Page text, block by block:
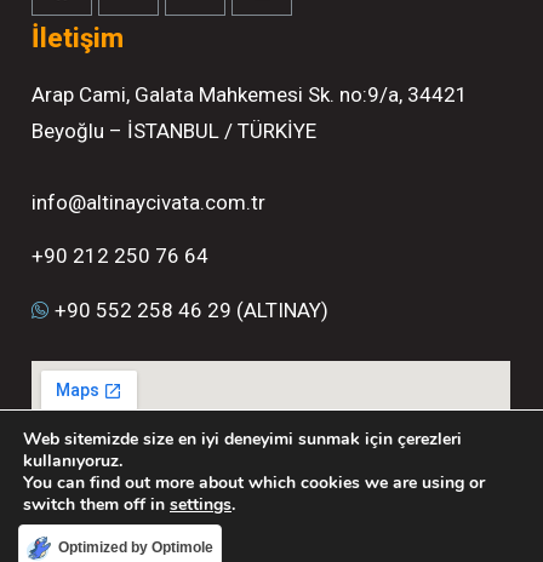
İletişim
Arap Cami, Galata Mahkemesi Sk. no:9/a, 34421
Beyoğlu – İSTANBUL / TÜRKİYE
info@altinaycivata.com.tr
+90 212 250 76 64
+90 552 258 46 29 (ALTINAY)
Optimized by Optimole
Web sitemizde size en iyi deneyimi sunmak için çerezleri
kullanıyoruz.
You can find out more about which cookies we are using or
switch them off in settings.
Kabul et